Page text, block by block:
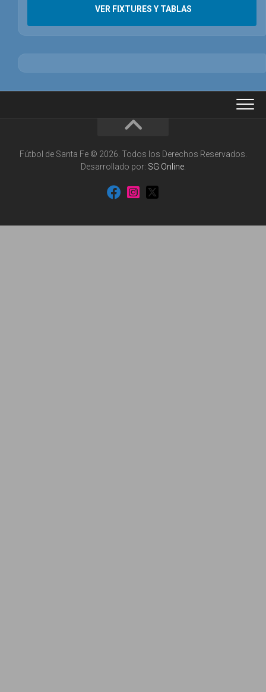
VER FIXTURES Y TABLAS
Fútbol de Santa Fe © 2026. Todos los Derechos Reservados.
Desarrollado por: SG Online.